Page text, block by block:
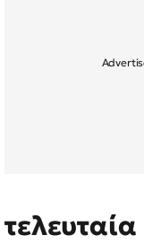
τελευταία